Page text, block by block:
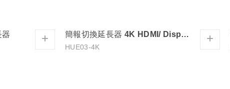
+ 簡報切換延長器 4K HDMI/ Display Port/ USB-C ...
HUE03-4K
+